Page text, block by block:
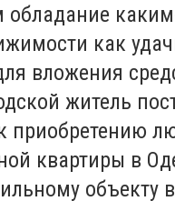
как
вложения
житель
приобретению
квартиры в
объекту